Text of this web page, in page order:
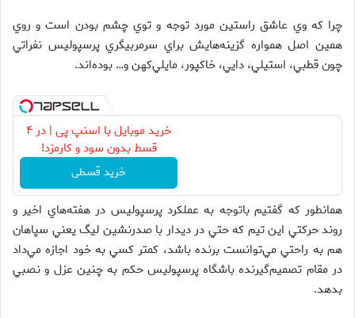
چرا كه وي عاشق راستين مورد توجه و توي چشم بودن است و روي
همين اصل همواره گزينه‌هايش براي سرمربيگري پرسپوليس نفراتي
چون قطبي، استيلي، دايي، خاكپور، مايلي‌كهن و… بوده‌اند.
خرید موبایل با اسنپ پی | در ۴
قسط بدون سود و کارمزد!
خرید قسطی
همانطور كه گفتيم باتوجه به عملكرد پرسپوليس در هفته‌هاي اخير و
روند حركتي اين تيم كه حتي در ديدار با صدرنشين ليگ يعني سپاهان
هم به راحتي مي‌توانست برنده باشد، كمتر كسي به خود اجازه مي‌داد
در مقام تصميم‌گيرنده باشگاه پرسپوليس حكم به چنين عزل و نصبي
بدهد.